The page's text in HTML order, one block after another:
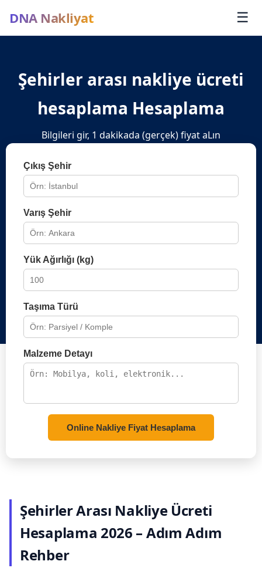
DNA Nakliyat ☰
Şehirler arası nakliye ücreti
hesaplama Hesaplama
Bilgileri gir, 1 dakikada (gerçek) fiyat aLın
Çıkış Şehir
Varış Şehir
Yük Ağırlığı (kg)
Taşıma Türü
Malzeme Detayı
Online Nakliye Fiyat Hesaplama
Şehirler Arası Nakliye Ücreti
Hesaplama 2026 – Adım Adım
Rehber